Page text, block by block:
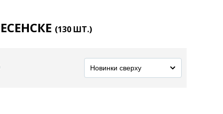
(130 ШТ.)